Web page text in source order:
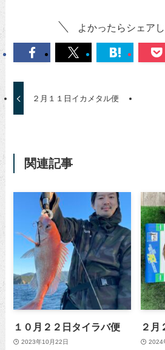
よかったらシェアし
２月１１日イカメタル便
関連記事
１０月２２日タイラバ便
2023年10月22日
２月
2024